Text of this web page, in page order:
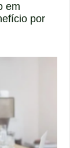
em
por